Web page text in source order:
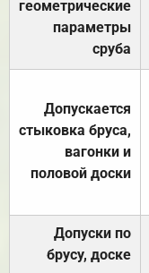
геометрические
параметры
сруба
Допускается
стыковка бруса,
вагонки и
половой доски
Допуски по
брусу, доске